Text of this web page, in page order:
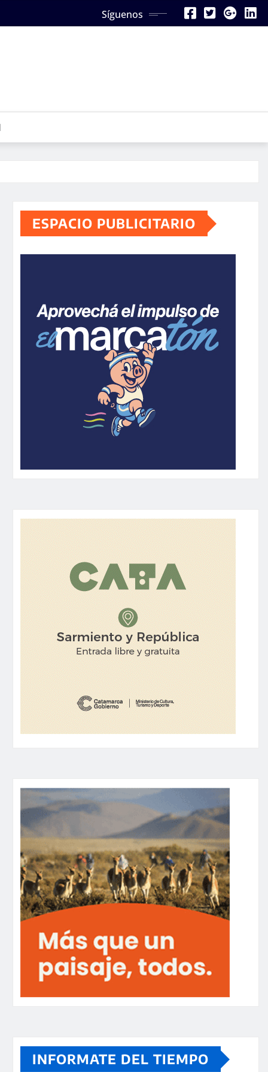
Síguenos
ESPACIO PUBLICITARIO
INFORMATE DEL TIEMPO